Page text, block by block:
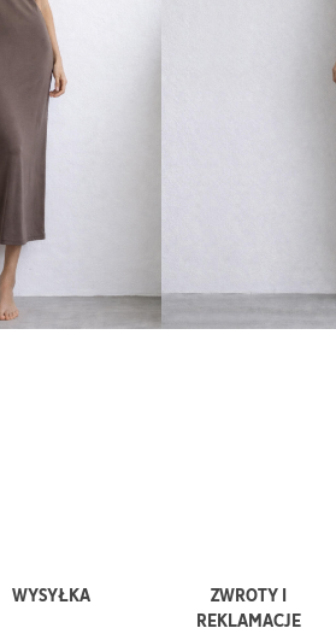
WYSYŁKA
ZWROTY I
REKLAMACJE